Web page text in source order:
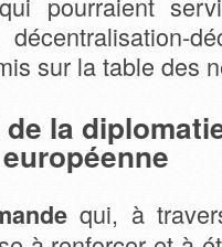
sur la table des
la
européenne
qui, à